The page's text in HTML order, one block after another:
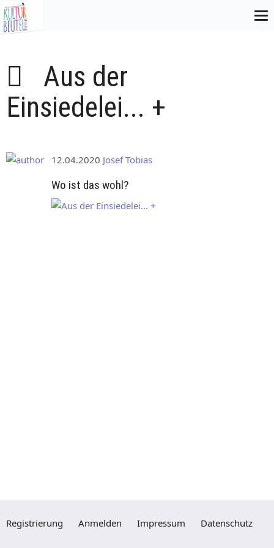
Aus der
Einsiedelei... +
12.04.2020 Josef Tobias
Wo ist das wohl?
Registrierung Anmelden Impressum Datenschutz